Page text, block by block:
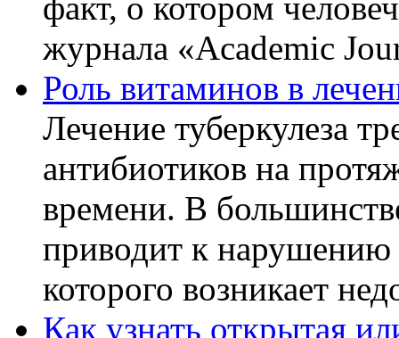
факт, о котором
журнала «Academic
Роль витаминов в
Лечение туберкулеза
антибиотиков на
времени. В
приводит к нарушению
которого возникает
Как узнать открытая